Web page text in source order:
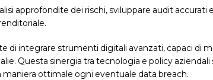
approfondite dei rischi, sviluppare audit accurati
di integrare strumenti digitali avanzati, capaci di
Questa sinergia tra tecnologia e policy
maniera ottimale ogni eventuale data breach.